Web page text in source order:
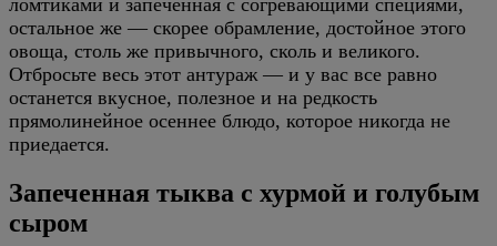
ломтиками и запеченная с согревающими специями,
остальное же — скорее обрамление, достойное этого
овоща, столь же привычного, сколь и великого.
Отбросьте весь этот антураж — и у вас все равно
останется вкусное, полезное и на редкость
прямолинейное осеннее блюдо, которое никогда не
приедается.
Запеченная тыква с хурмой и голубым
сыром